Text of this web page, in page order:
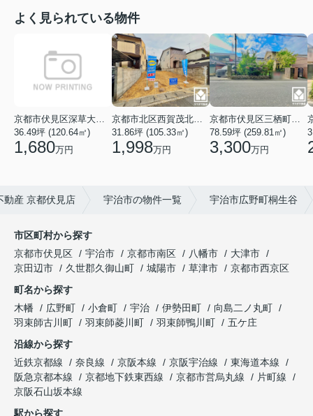
よく見られている物件
36.49坪 (120.64㎡)
1,680万円
31.86坪 (105.33㎡)
1,998万円
78.59坪 (259.81㎡)
3,300万円
動産 京都伏見店 宇治市の物件一覧 宇治市広野町桐生谷
市区町村から探す
京都市伏見区
宇治市 京都市南区 八幡市
大津市
京田辺市
久世郡久御山町 城陽市 草津市
京都市西京区
町名から探す
木幡
広野町 小倉町 宇治 伊勢田町
向島二ノ丸町
羽束師古川町
羽束師菱川町 羽束師鴨川町
五ケ庄
沿線から探す
近鉄京都線
奈良線 京阪本線 京阪宇治線
東海道本線
阪急京都本線
京都地下鉄東西線 京都市営烏丸線
片町線
京阪石山坂本線
駅から探す